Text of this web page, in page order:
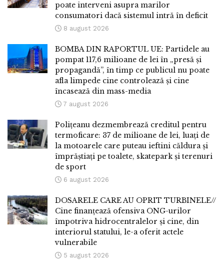
poate interveni asupra marilor
consumatori dacă sistemul intră în deficit
8 august 2026
BOMBA DIN RAPORTUL UE: Partidele au
pompat 117,6 milioane de lei în „presă și
propagandă”, în timp ce publicul nu poate
afla limpede cine controlează și cine
încasează din mass-media
7 august 2026
Polițeanu dezmembrează creditul pentru
termoficare: 37 de milioane de lei, luați de
la motoarele care puteau ieftini căldura și
împrăștiați pe toalete, skatepark și terenuri
de sport
6 august 2026
DOSARELE CARE AU OPRIT TURBINELE//
Cine finanțează ofensiva ONG-urilor
împotriva hidrocentralelor și cine, din
interiorul statului, le-a oferit actele
vulnerabile
5 august 2026